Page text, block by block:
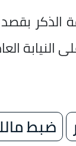
الذكر
النيابة
ضبط